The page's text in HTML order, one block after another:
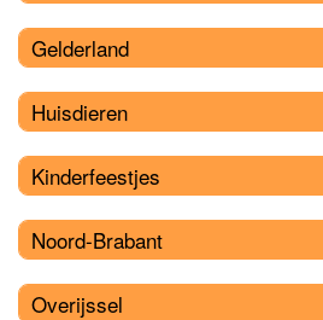
Gelderland
Huisdieren
Kinderfeestjes
Noord-Brabant
Overijssel